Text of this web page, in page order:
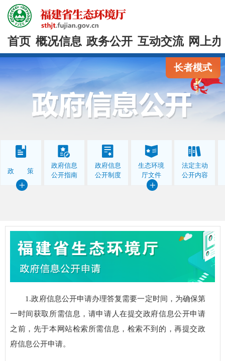
首页 概况信息 政务公开 互动交流 网上
长者模式
政 策
政府信息
公开指南
政府信息
公开制度
生态环境
厅文件
法定主动
公开内容
1.政府信息公开申请办理答复需要一定时间，为确保第
一时间获取所需信息，请申请人在提交政府信息公开申请
之前，先于本网站检索所需信息，检索不到的，再提交政
府信息公开申请。